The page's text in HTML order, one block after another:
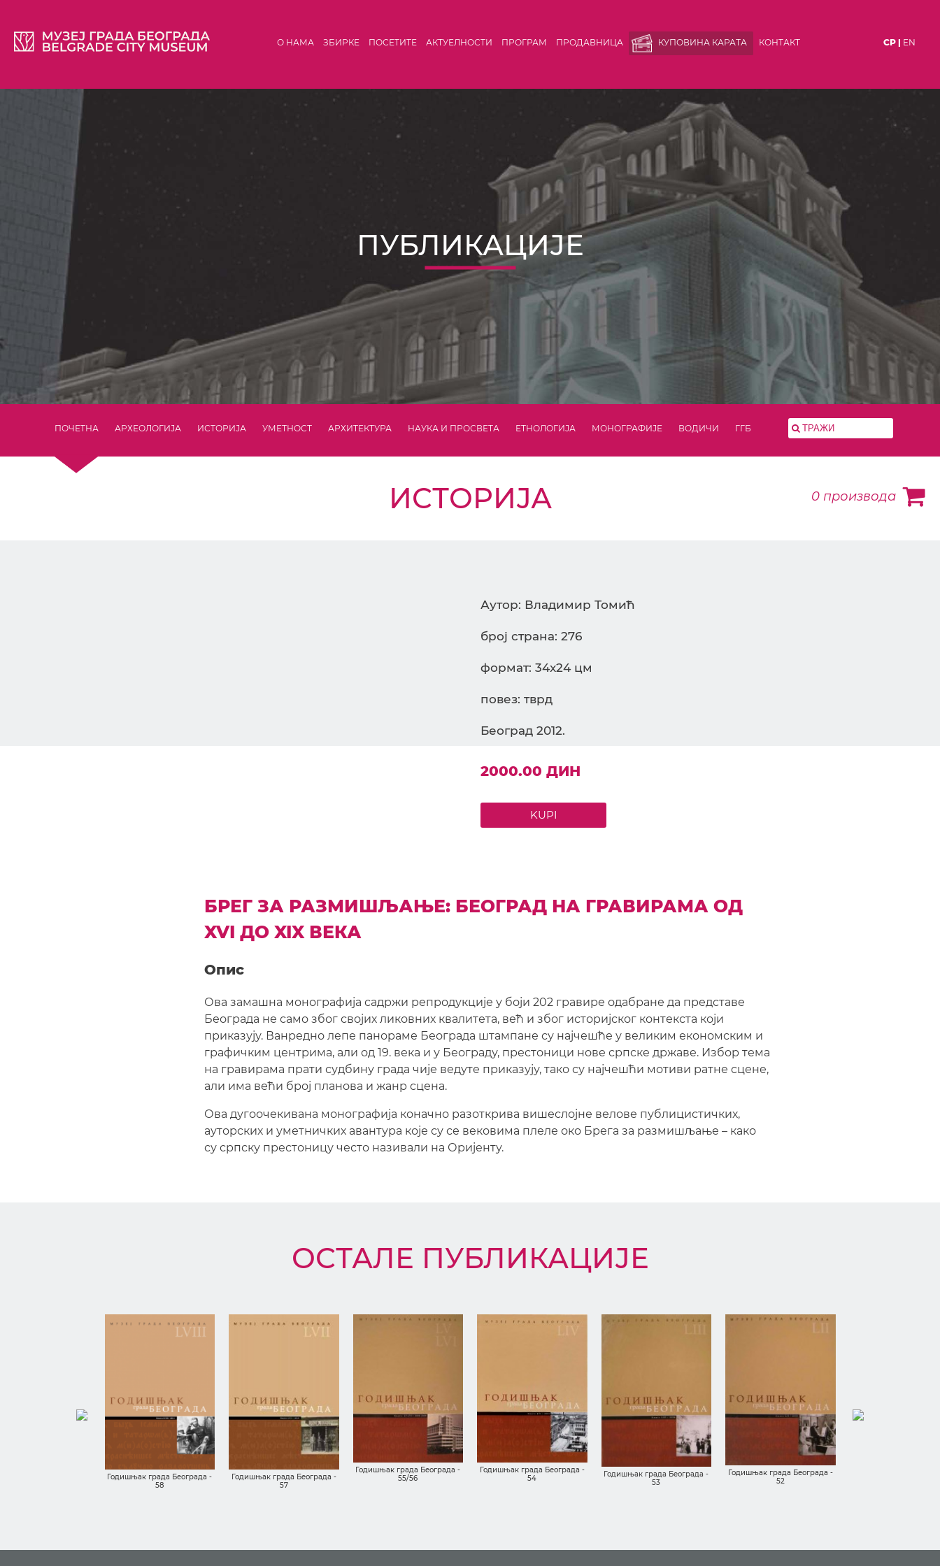
О НАМА ЗБИРКЕ ПОСЕТИТЕ АКТУЕЛНОСТИ ПРОГРАМ ПРОДАВНИЦА КУПОВИНА КАРАТА КОНТАКТ СР | EN
ПУБЛИКАЦИЈЕ
ПОЧЕТНА АРХЕОЛОГИЈА ИСТОРИЈА УМЕТНОСТ АРХИТЕКТУРА НАУКА И ПРОСВЕТА ЕТНОЛОГИЈА МОНОГРАФИЈЕ ВОДИЧИ ГГБ
ИСТОРИЈА 0 производа
Аутор: Владимир Томић
број страна: 276
формат: 34x24 цм
повез: тврд
Београд 2012.
2000.00 ДИН
KUPI
БРЕГ ЗА РАЗМИШЉАЊЕ: БЕОГРАД НА ГРАВИРАМА ОД
XVI ДО XIX ВЕКА
Опис
Ова замашна монографија садржи репродукције у боји 202 гравире одабране да представе
Београда не само због својих ликовних квалитета, већ и због историјског контекста који
приказују. Ванредно лепе панораме Београда штампане су најчешће у великим економским и
графичким центрима, али од 19. века и у Београду, престоници нове српске државе. Избор тема
на гравирама прати судбину града чије ведуте приказују, тако су најчешћи мотиви ратне сцене,
али има већи број планова и жанр сцена.
Ова дугоочекивана монографија коначно разоткрива вишеслојне велове публицистичких,
ауторских и уметничких авантура које су се вековима плеле око Брега за размишљање – како
су српску престоницу често називали на Оријенту.
ОСТАЛЕ ПУБЛИКАЦИЈЕ
Годишњак града Београда -
58
Годишњак града Београда -
57
Годишњак града Београда -
55/56
Годишњак града Београда -
54
Годишњак града Београда -
53
Годишњак града Београда -
52